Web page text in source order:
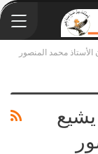
محمد المنصور